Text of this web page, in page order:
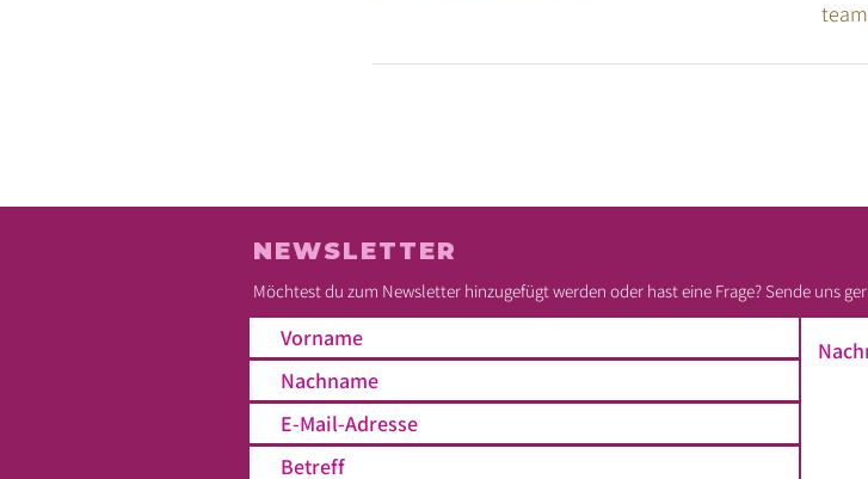
NEWSLETTER
Möchtest du zum Newsletter hinzugefügt werden oder hast eine Frage? Sende uns